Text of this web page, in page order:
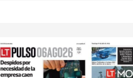
Opens in new window Opens in